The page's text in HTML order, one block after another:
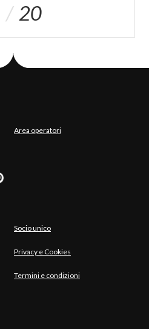
20
Area operatori
Socio unico
Privacy e Cookies
Termini e condizioni